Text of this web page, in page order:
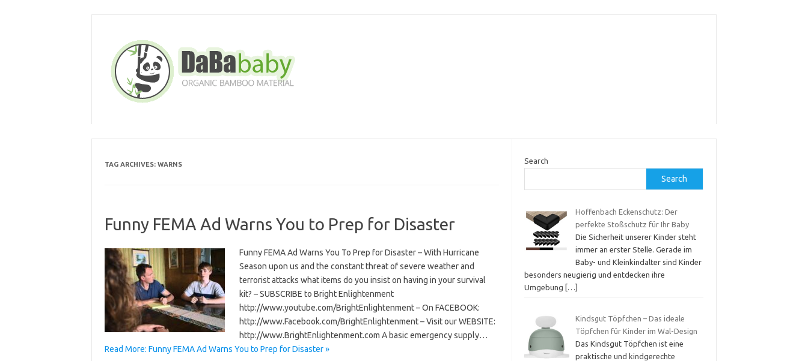
TAG ARCHIVES: WARNS
Funny FEMA Ad Warns You to Prep for Disaster
Funny FEMA Ad Warns You To Prep for Disaster – With Hurricane
Season upon us and the constant threat of severe weather and
terrorist attacks what items do you insist on having in your survival
kit? – SUBSCRIBE to Bright Enlightenment
http://www.youtube.com/BrightEnlightenment – On FACEBOOK:
http://www.Facebook.com/BrightEnlightenment – Visit our WEBSITE:
http://www.BrightEnlightenment.com A basic emergency supply…
Read More: Funny FEMA Ad Warns You to Prep for Disaster »
Search
Search
Hoffenbach Eckenschutz: Der
perfekte Stoßschutz für Ihr Baby
Die Sicherheit unserer Kinder steht
immer an erster Stelle. Gerade im
Baby- und Kleinkindalter sind Kinder
besonders neugierig und entdecken ihre
Umgebung
[…]
Kindsgut Töpfchen – Das ideale
Töpfchen für Kinder im Wal-Design
Das Kindsgut Töpfchen ist eine
praktische und kindgerechte